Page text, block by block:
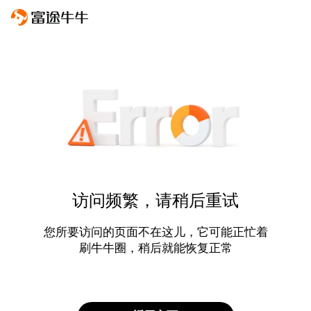
访问频繁，请稍后重试
您所要访问的页面不在这儿，它可能正忙着
刷牛牛圈，稍后就能恢复正常